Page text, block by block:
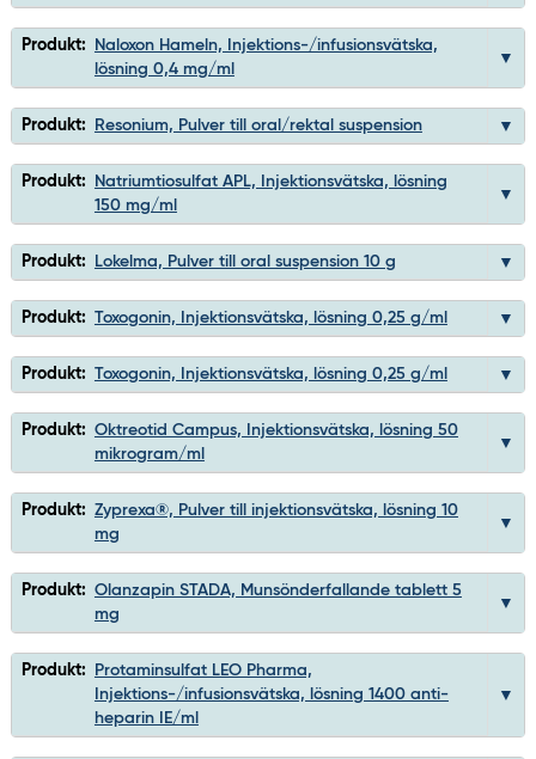
Produkt:
Naloxon Hameln, Injektions-/infusionsvätska,
lösning 0,4 mg/ml
Produkt: Resonium, Pulver till oral/rektal suspension
Produkt:
Natriumtiosulfat APL, Injektionsvätska, lösning
150 mg/ml
Produkt: Lokelma, Pulver till oral suspension 10 g
Produkt: Toxogonin, Injektionsvätska, lösning 0,25 g/ml
Produkt: Toxogonin, Injektionsvätska, lösning 0,25 g/ml
Produkt: Oktreotid Campus, Injektionsvätska, lösning 50
mikrogram/ml
Produkt: Zyprexa®, Pulver till injektionsvätska, lösning 10
mg
Produkt: Olanzapin STADA, Munsönderfallande tablett 5
mg
Produkt:
Protaminsulfat LEO Pharma,
Injektions-/infusionsvätska, lösning 1400 anti-
heparin IE/ml